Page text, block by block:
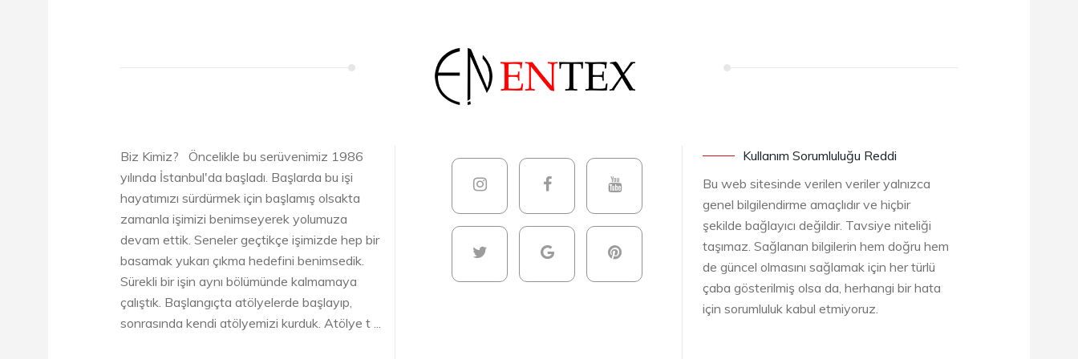
Biz Kimiz? Öncelikle bu serüvenimiz 1986
yılında İstanbul'da başladı. Başlarda bu işi
hayatımızı sürdürmek için başlamış olsakta
zamanla işimizi benimseyerek yolumuza
devam ettik. Seneler geçtikçe işimizde hep bir
basamak yukarı çıkma hedefini benimsedik.
Sürekli bir işin aynı bölümünde kalmamaya
çalıştık. Başlangıçta atölyelerde başlayıp,
sonrasında kendi atölyemizi kurduk. Atölye t ...
Kullanım Sorumluluğu Reddi
Bu web sitesinde verilen veriler yalnızca
genel bilgilendirme amaçlıdır ve hiçbir
şekilde bağlayıcı değildir. Tavsiye niteliği
taşımaz. Sağlanan bilgilerin hem doğru hem
de güncel olmasını sağlamak için her türlü
çaba gösterilmiş olsa da, herhangi bir hata
için sorumluluk kabul etmiyoruz.